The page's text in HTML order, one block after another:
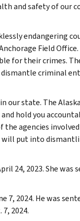
and safety of our
endangering
Field
for their crimes.
criminal
our state. The
hold you
the agencies
put into
24, 2023. She was
7, 2024. He was
2024.